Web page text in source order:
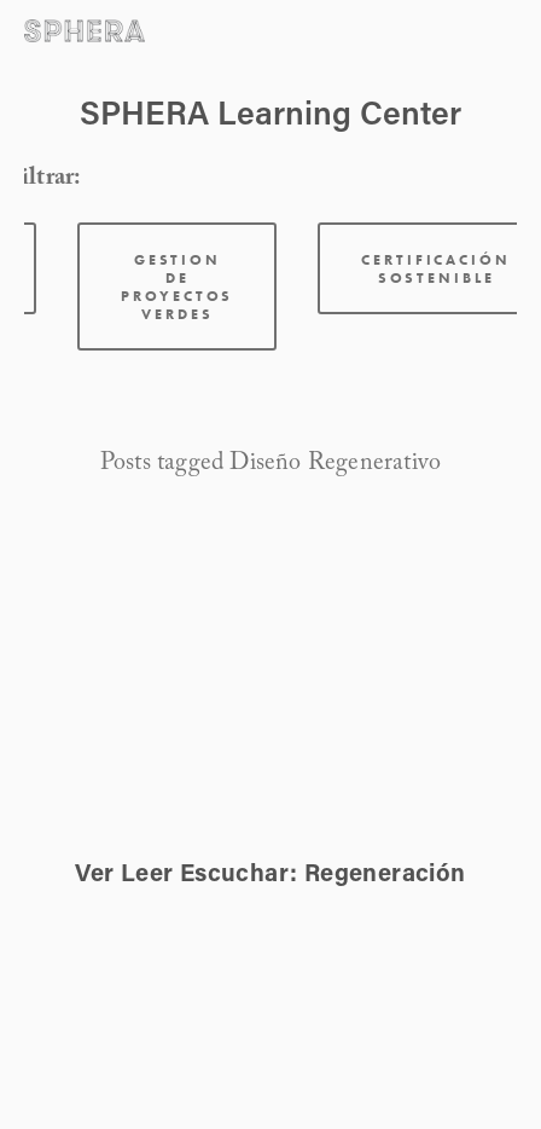
SPHERA Learning Center
Filtrar:
GESTION
DE
PROYECTOS
VERDES
CERTIFICACIÓN
SOSTENIBLE
Posts tagged Diseño Regenerativo
Ver Leer Escuchar: Regeneración